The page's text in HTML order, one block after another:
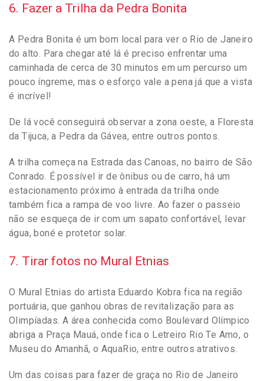
6. Fazer a Trilha da Pedra Bonita
A Pedra Bonita é um bom local para ver o Rio de Janeiro
do alto. Para chegar até lá é preciso enfrentar uma
caminhada de cerca de 30 minutos em um percurso um
pouco íngreme, mas o esforço vale a pena já que a vista
é incrível!
De lá você conseguirá observar a zona oeste, a Floresta
da Tijuca, a Pedra da Gávea, entre outros pontos.
A trilha começa na Estrada das Canoas, no bairro de São
Conrado. É possível ir de ônibus ou de carro, há um
estacionamento próximo à entrada da trilha onde
também fica a rampa de voo livre. Ao fazer o passeio
não se esqueça de ir com um sapato confortável, levar
água, boné e protetor solar.
7. Tirar fotos no Mural Etnias
O Mural Etnias do artista Eduardo Kobra fica na região
portuária, que ganhou obras de revitalização para as
Olimpíadas. A área conhecida como Boulevard Olímpico
abriga a Praça Mauá, onde fica o Letreiro Rio Te Amo, o
Museu do Amanhã, o AquaRio, entre outros atrativos.
Um das coisas para fazer de graça no Rio de Janeiro